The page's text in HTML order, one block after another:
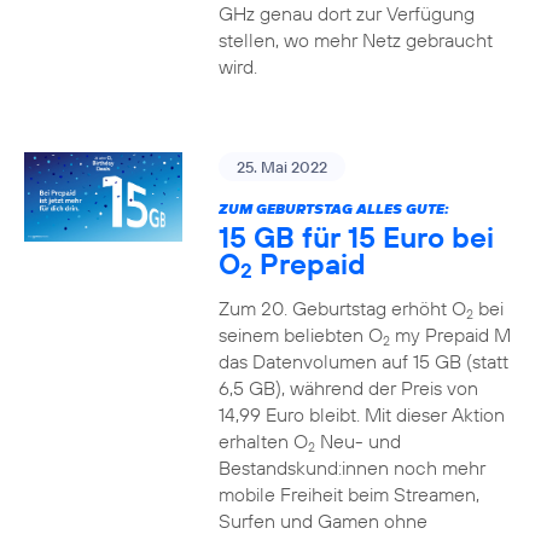
GHz genau dort zur Verfügung
stellen, wo mehr Netz gebraucht
wird.
25. Mai 2022
ZUM GEBURTSTAG ALLES GUTE:
15 GB für 15 Euro bei
O2 Prepaid
Zum 20. Geburtstag erhöht O2bei
seinem beliebten O2my Prepaid M
das Datenvolumen auf 15 GB (statt
6,5 GB), während der Preis von
14,99 Euro bleibt. Mit dieser Aktion
erhalten O2Neu- und
Bestandskund:innen noch mehr
mobile Freiheit beim Streamen,
Surfen und Gamen ohne